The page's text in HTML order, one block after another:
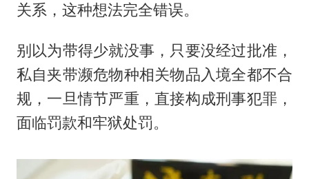
关系，这种想法完全错误。
别以为带得少就没事，只要没经过批准，
私自夹带濒危物种相关物品入境全都不合
规，一旦情节严重，直接构成刑事犯罪，
面临罚款和牢狱处罚。